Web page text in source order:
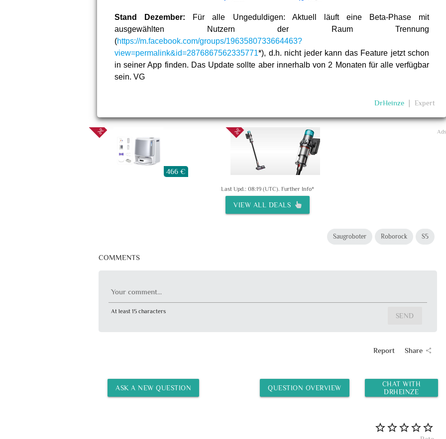
Stand Dezember: Für alle Ungeduldigen: Aktuell läuft eine Beta-Phase mit
ausgewählten Nutzern der Raum Trennung
(https://m.facebook.com/groups/1963580733664463?
view=permalink&id=2876867562335771*), d.h. nicht jeder kann das Feature jetzt schon
in seiner App finden. Das Update sollte aber innerhalb von 2 Monaten für alle verfügbar
sein. VG
DrHeinze ❘ Expert
466 €
Last Upd.: 08:19 (UTC).Further Info*
VIEW ALL DEALS
Saugroboter Roborock S5
COMMENTS
Your comment...
At least 15 characters
SEND
Report Share share
ASK A NEW QUESTION QUESTION OVERVIEW
CHAT WITH
DRHEINZE